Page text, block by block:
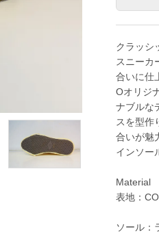
クラッシ
スニーカ
合いに仕
Oオリジ
ナブルな
スを型作
合いが魅
インソー
Material
表地：
ソール：